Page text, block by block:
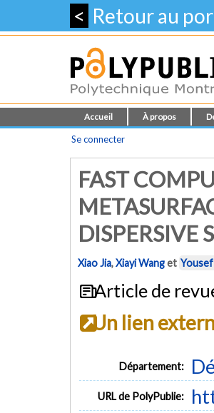
< Retour au
Accueil À propos
Se connecter
FAST
DISPERSIVE
Xiao Jia,Xiayi Wanget
Article de
Un lien
Département:
URL de PolyPublie: